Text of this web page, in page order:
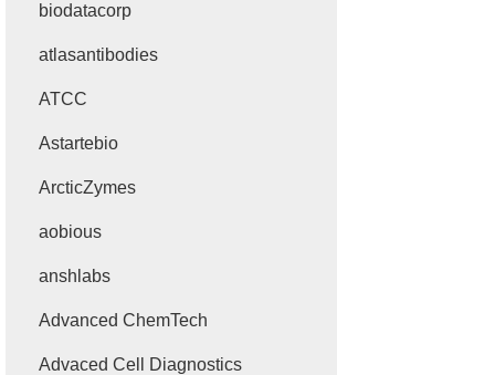
biodatacorp
atlasantibodies
ATCC
Astartebio
ArcticZymes
aobious
anshlabs
Advanced ChemTech
Advaced Cell Diagnostics